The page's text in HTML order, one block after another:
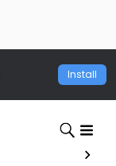
Install